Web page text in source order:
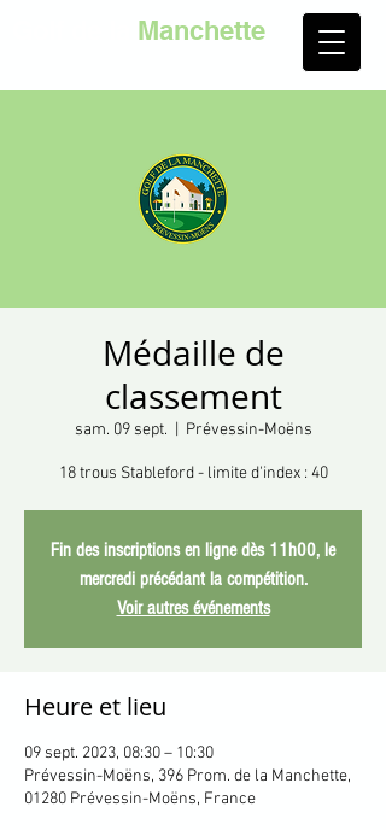
Manchette
Médaille de
classement
sam. 09 sept. Prévessin-Moëns
18 trous Stableford - limite d'index : 40
Fin des inscriptions en ligne dès 11h00, le
mercredi précédant la compétition.
Voir autres événements
Heure et lieu
09 sept. 2023, 08:30 – 10:30
Prévessin-Moëns, 396 Prom. de la Manchette,
01280 Prévessin-Moëns, France